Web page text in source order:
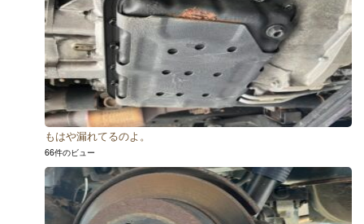
もはや漏れてるのよ。
66件のビュー